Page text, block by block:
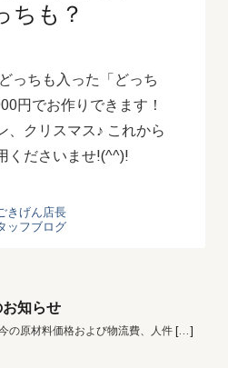
ちも？
っちも入った「どっち
円でお作りできます！
、クリスマス♪ これから
くださいませ!(^^)!
きげん店長
ッフブログ
知らせ
の原材料価格および物流費、人件 […]